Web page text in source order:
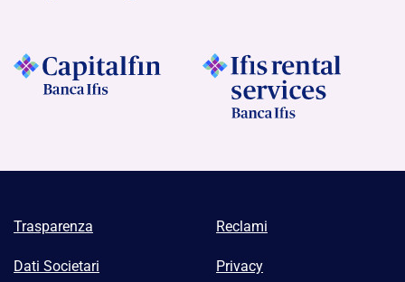
Trasparenza Reclami
Dati Societari Privacy